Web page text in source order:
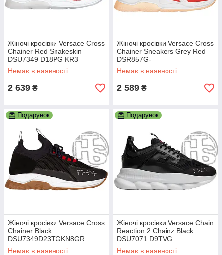
Жіночі кросівки Versace Cross
Chainer Red Snakeskin
DSU7349 D18PG KR3
Немає в наявності
2 639 ₴
Жіночі кросівки Versace Cross
Chainer Sneakers Grey Red
DSR857G-
D23TG_DSW_350_DWRN
Немає в наявності
2 589 ₴
Подарунок
Жіночі кросівки Versace Cross
Chainer Black
DSU7349D23TGKN8GR
Немає в наявності
Подарунок
Жіночі кросівки Versace Chain
Reaction 2 Chainz Black
DSU7071 D9TVG
Немає в наявності